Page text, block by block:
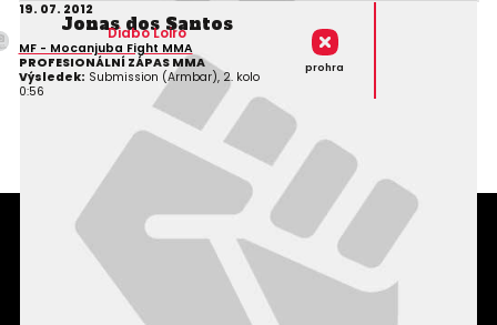
19. 07. 2012
Jonas dos Santos
Diabo Loiro
MF - Mocanjuba Fight MMA
PROFESIONÁLNÍ ZÁPAS MMA
Výsledek: Submission (Armbar), 2. kolo
0:56
prohra
Podmínky užití webového rozhraní
Souhlas s používáním osobních údajů
Statistiky